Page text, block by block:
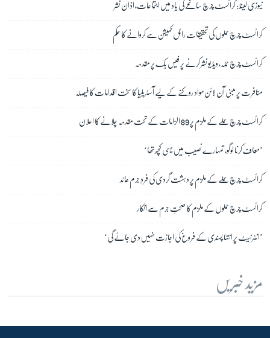
نیوزی لینڈ: کرائسٹ چرچ سانحے کی یاد میں اجتماعات، اذان نشر
کرائسٹ چرچ حملوں کی تحقیقات رائل کمیشن سے کروانے کا حکم
کرائسٹ چرچ حملہ، ویڈیو نشر کرنے پر فیس بک پر مقدمہ
منافرت پر مبنی آن لائن مواد روکنے کے لیے آسٹریلیا کا سخت اقدامات کا فیصلہ
کرائسٹ چرچ حملے کے ملزم پر 89 الزامات کے تحت مقدمہ چلانے کا اعلان
’معاف کرنا لوگو، تمہارے نصیب میں یہی کچھ تھا‘
کرائسٹ چرچ حملے کے ملزم پر دہشت گردی کی فردِ جرم عائد
کرائسٹ چرچ حملوں کے ملزم کا صحتِ جرم سے انکار
’انٹرنیٹ پر انتہا پسندی کے فروغ کی اجازت نہیں دی جائے گی‘
مزید خبریں